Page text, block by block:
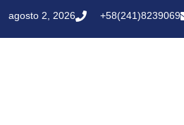
agosto 2, 2026 +58(241)8239069